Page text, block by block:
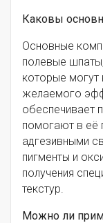
Каковы
Основные
полевые
которые могут
желаемого
обеспечивает
помогают в её
адгезивными
пигменты и
получения
текстур.
Можно ли